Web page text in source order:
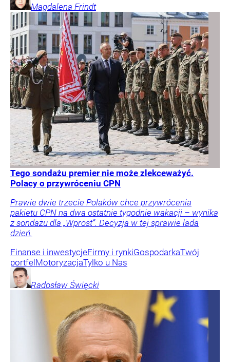
Magdalena Frindt
Tego sondażu premier nie może zlekceważyć.
Polacy o przywróceniu CPN
Prawie dwie trzecie Polaków chce przywrócenia
pakietu CPN na dwa ostatnie tygodnie wakacji – wynika
z sondażu dla „Wprost”. Decyzja w tej sprawie lada
dzień.
Finanse i inwestycjeFirmy i rynkiGospodarkaTwój
portfelMotoryzacjaTylko u Nas
Radosław Święcki